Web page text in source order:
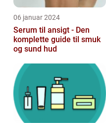
06 januar 2024
Serum til ansigt - Den
komplette guide til smuk
og sund hud